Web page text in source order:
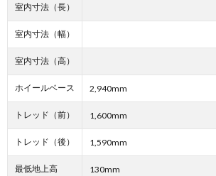
室内寸法（長）
室内寸法（幅）
室内寸法（高）
ホイールベース 2,940mm
トレッド（前） 1,600mm
トレッド（後） 1,590mm
最低地上高 130mm